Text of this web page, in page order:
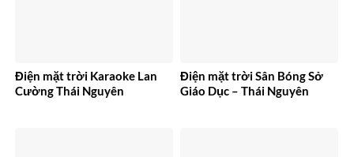
Điện mặt trời Karaoke Lan
Cường Thái Nguyên
Điện mặt trời Sân Bóng Sở
Giáo Dục – Thái Nguyên